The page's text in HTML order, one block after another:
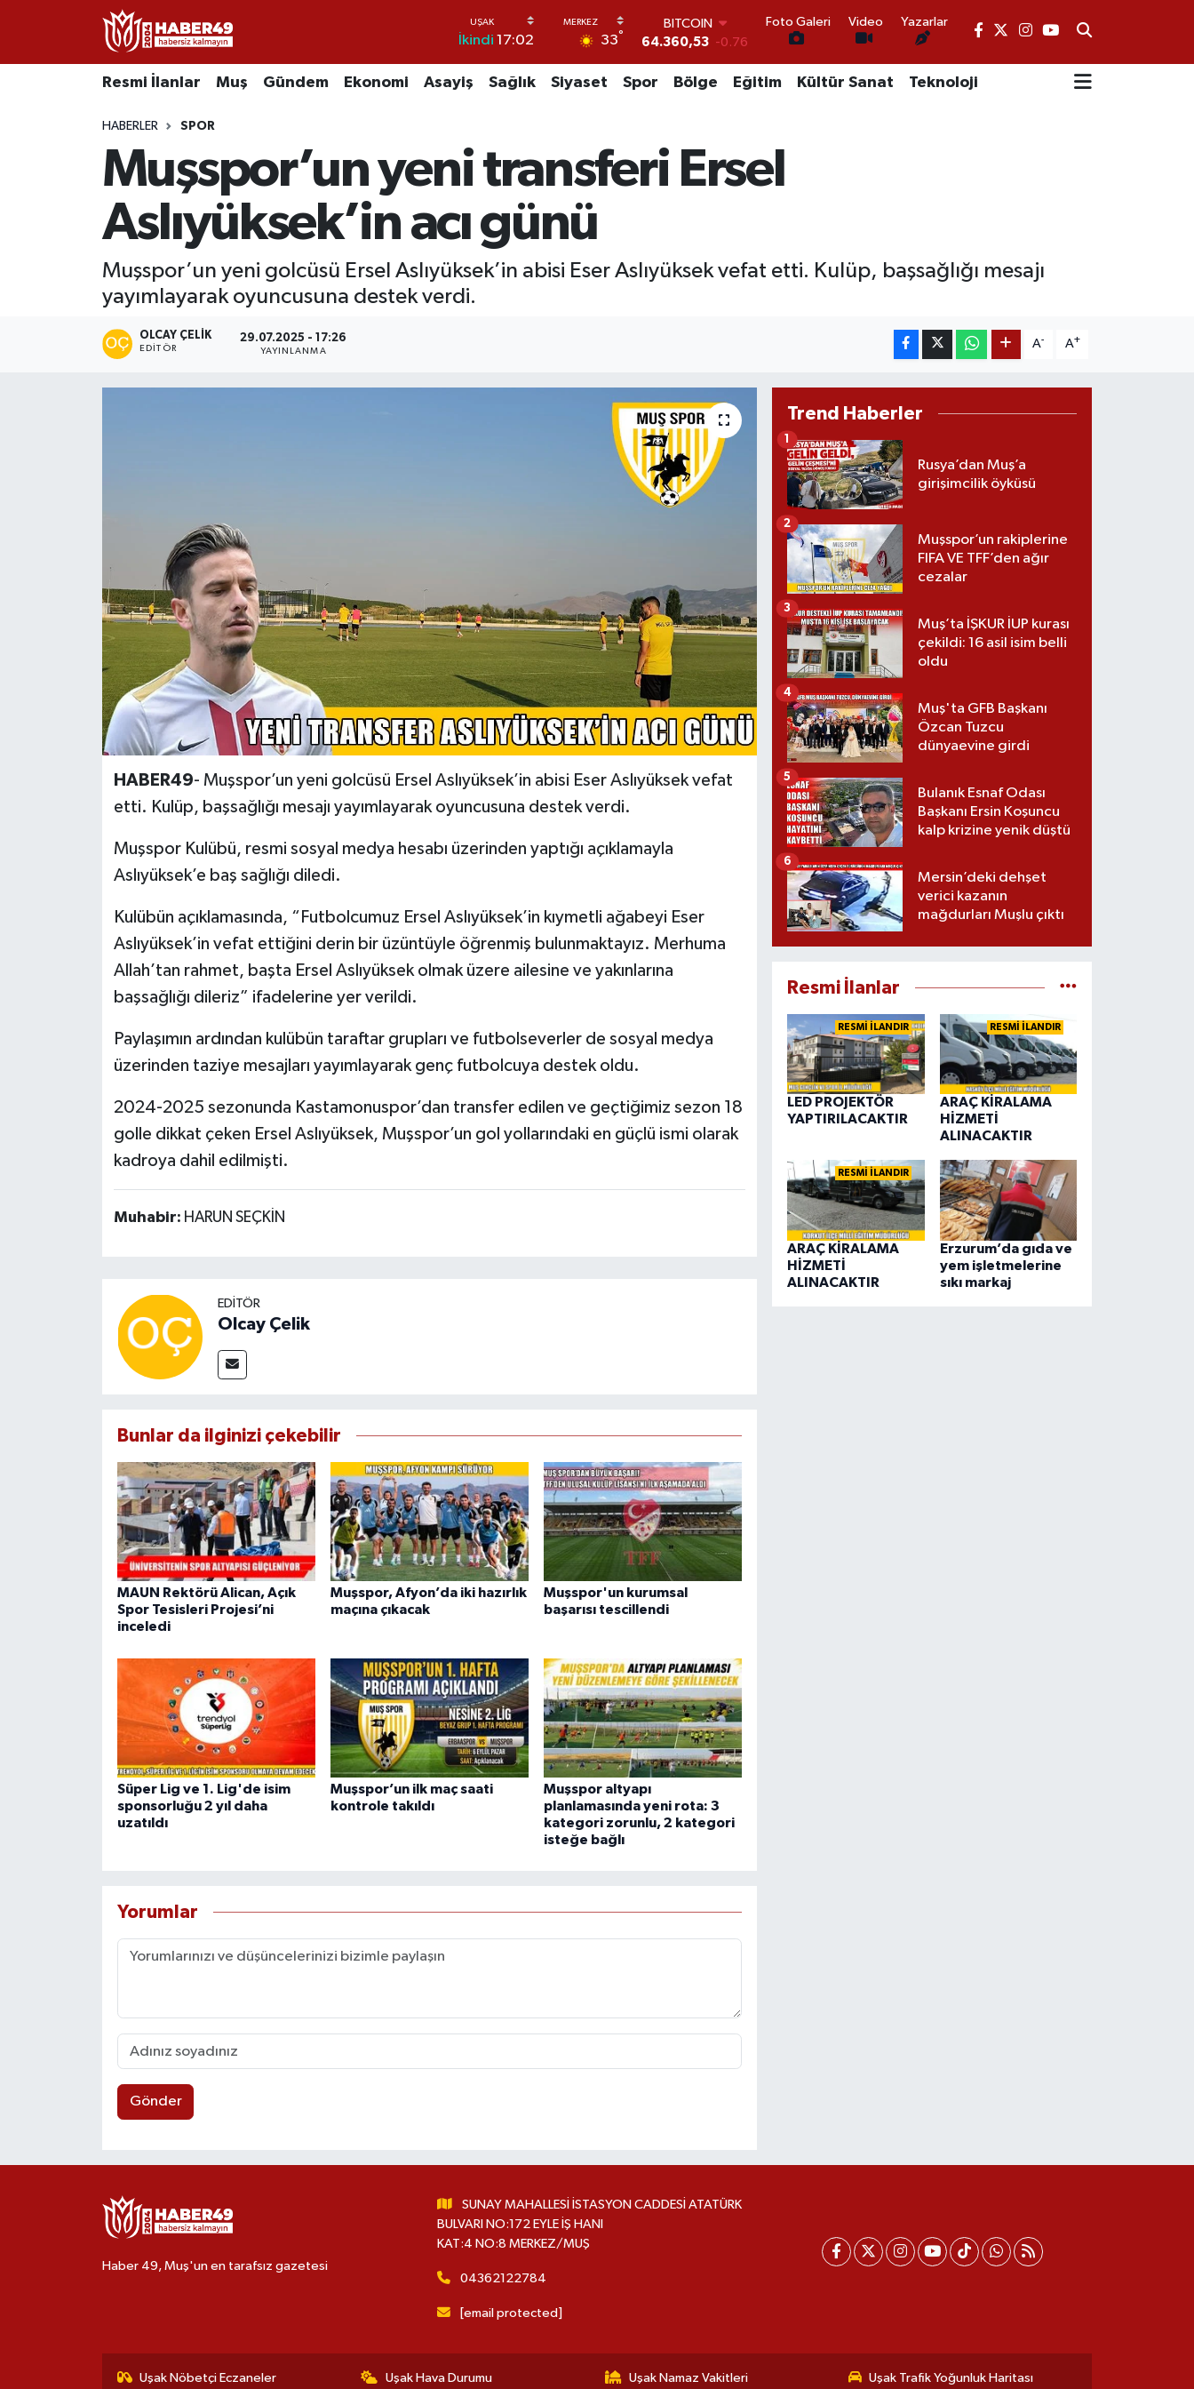
İkindi 17:02 33°
BITCOIN
64.360,53 -0.76
47,7069 0.17
64,1897
GRAM ALTIN
Foto Galeri Video Yazarlar
Resmi İlanlar Muş Gündem Ekonomi Asayiş Sağlık Siyaset Spor Bölge Eğitim Kültür Sanat Teknoloji
HABERLER SPOR
Muşspor’un yeni transferi Ersel
Aslıyüksek’in acı günü
Muşspor’un yeni golcüsü Ersel Aslıyüksek’in abisi Eser Aslıyüksek vefat etti. Kulüp, başsağlığı mesajı
yayımlayarak oyuncusuna destek verdi.
OLCAY ÇELIK
EDITÖR
29.07.2025 - 17:26
YAYINLANMA
A- A+
HABER49- Muşspor’un yeni golcüsü Ersel Aslıyüksek’in abisi Eser Aslıyüksek vefat
etti. Kulüp, başsağlığı mesajı yayımlayarak oyuncusuna destek verdi.
Muşspor Kulübü, resmi sosyal medya hesabı üzerinden yaptığı açıklamayla
Aslıyüksek’e baş sağlığı diledi.
Kulübün açıklamasında, “Futbolcumuz Ersel Aslıyüksek’in kıymetli ağabeyi Eser
Aslıyüksek’in vefat ettiğini derin bir üzüntüyle öğrenmiş bulunmaktayız. Merhuma
Allah’tan rahmet, başta Ersel Aslıyüksek olmak üzere ailesine ve yakınlarına
başsağlığı dileriz” ifadelerine yer verildi.
Paylaşımın ardından kulübün taraftar grupları ve futbolseverler de sosyal medya
üzerinden taziye mesajları yayımlayarak genç futbolcuya destek oldu.
2024-2025 sezonunda Kastamonuspor’dan transfer edilen ve geçtiğimiz sezon 18
golle dikkat çeken Ersel Aslıyüksek, Muşspor’un gol yollarındaki en güçlü ismi olarak
kadroya dahil edilmişti.
Muhabir: HARUN SEÇKİN
EDITÖR
Olcay Çelik
Bunlar da ilginizi çekebilir
MAUN Rektörü Alican, Açık
Spor Tesisleri Projesi’ni
inceledi
Muşspor, Afyon’da iki hazırlık
maçına çıkacak
Muşspor'un kurumsal
başarısı tescillendi
Süper Lig ve 1. Lig'de isim
sponsorluğu 2 yıl daha
uzatıldı
Muşspor’un ilk maç saati
kontrole takıldı
Muşspor altyapı
planlamasında yeni rota: 3
kategori zorunlu, 2 kategori
isteğe bağlı
Yorumlar
Gönder
Trend Haberler
Rusya’dan Muş’a
girişimcilik öyküsü
1
Muşspor’un rakiplerine
FIFA VE TFF’den ağır
cezalar
2
Muş’ta İŞKUR İUP kurası
çekildi: 16 asil isim belli
oldu
3
Muş'ta GFB Başkanı
Özcan Tuzcu
dünyaevine girdi
4
Bulanık Esnaf Odası
Başkanı Ersin Koşuncu
kalp krizine yenik düştü
5
Mersin’deki dehşet
verici kazanın
mağdurları Muşlu çıktı
6
Resmi İlanlar
RESMİ İLANDIR
LED PROJEKTÖR
YAPTIRILACAKTIR
RESMİ İLANDIR
ARAÇ KİRALAMA
HİZMETİ
ALINACAKTIR
RESMİ İLANDIR
ARAÇ KİRALAMA
HİZMETİ
ALINACAKTIR
Erzurum’da gıda ve
yem işletmelerine
sıkı markaj
Haber 49, Muş'un en tarafsız gazetesi
SUNAY MAHALLESİ İSTASYON CADDESİ ATATÜRK
BULVARI NO:172 EYLE İŞ HANI
KAT:4 NO:8 MERKEZ/MUŞ
04362122784
[email protected]
Uşak Nöbetçi Eczaneler Uşak Hava Durumu Uşak Namaz Vakitleri Uşak Trafik Yoğunluk Haritası
Resmi İlanlar
Gündem
Hasköy
Bulanık
Malazgirt
Uşak Nöbetçi Eczaneler
Uşak Namaz Vakitleri
Uşak Trafik Yoğunluk Haritası
TFF 2.Lig Kırmızı Grup Puan Durumu ve Fikstür
Tüm Manşetler
Son Dakika Haberleri
Haber Arşivi